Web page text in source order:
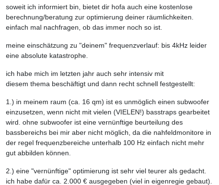
soweit ich informiert bin, bietet dir hofa auch eine kostenlose
berechnung/beratung zur optimierung deiner räumlichkeiten.
einfach mal nachfragen, ob das immer noch so ist.
meine einschätzung zu "deinem" frequenzverlauf: bis 4kHz leider
eine absolute katastrophe.
ich habe mich im letzten jahr auch sehr intensiv mit
diesem thema beschäftigt und dann recht schnell festgestellt:
1.) in meinem raum (ca. 16 qm) ist es unmöglich einen subwoofer
einzusetzen, wenn nicht mit vielen (VIELEN!) basstraps gearbeitet
wird. ohne subwoofer ist eine vernünftige beurteilung des
bassbereichs bei mir aber nicht möglich, da die nahfeldmonitore in
der regel frequenzbereiche unterhalb 100 Hz einfach nicht mehr
gut abbilden können.
2.) eine "vernünftige" optimierung ist sehr viel teurer als gedacht.
ich habe dafür ca. 2.000 € ausgegeben (viel in eigenregie gebaut).